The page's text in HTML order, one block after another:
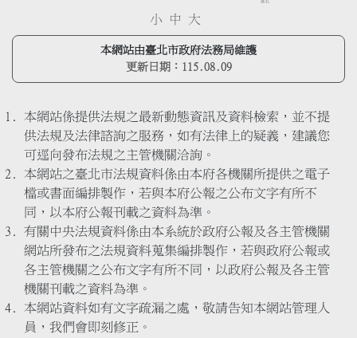
小 中 大
本網站由臺北市政府法務局維護
更新日期： 115.08.09
本網站係提供法規之最新動態資訊及資料檢索，並不提
供法規及法律諮詢之服務，如有法律上的疑義，建議您
可逕向發布法規之主管機關洽詢。
本網站之臺北市法規資料係由本府各機關所提供之電子
檔或書面編排製作，若與本府公報之公布文字有所不
同，以本府公報刊載之資料為準。
有關中央法規資料係由本系統於政府公報及各主管機關
網站所發布之法規資料蒐集編排製作，若與政府公報或
各主管機關之公布文字有所不同，以政府公報及各主管
機關刊載之資料為準。
本網站資料如有文字疏漏之處，敬請告知本網站管理人
員，我們會即刻修正。